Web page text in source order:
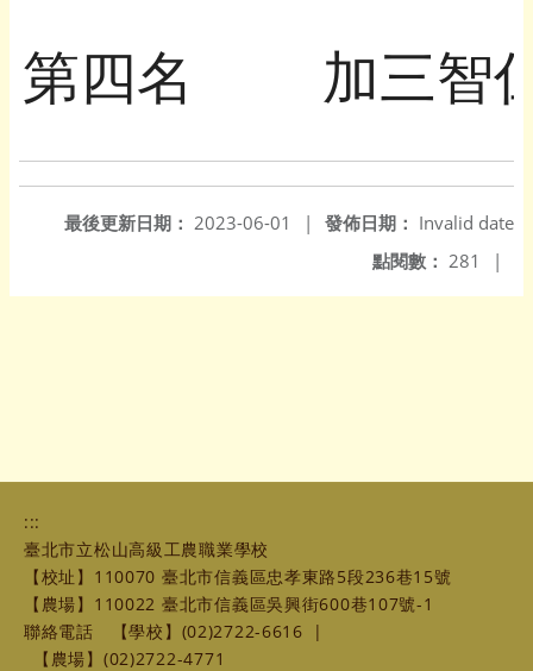
第四名
加三智
發佈日期： Invalid date
最後更新日期： 2023-06-01
|
點閱數： 281 |
:::
臺北市立松山高級工農職業學校
【校址】110070 臺北市信義區忠孝東路5段236巷15號
【農場】110022 臺北市信義區吳興街600巷107號-1
聯絡電話
【學校】(02)2722-6616
|
【農場】(02)2722-4771